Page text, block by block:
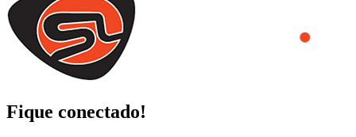
Fique conectado!